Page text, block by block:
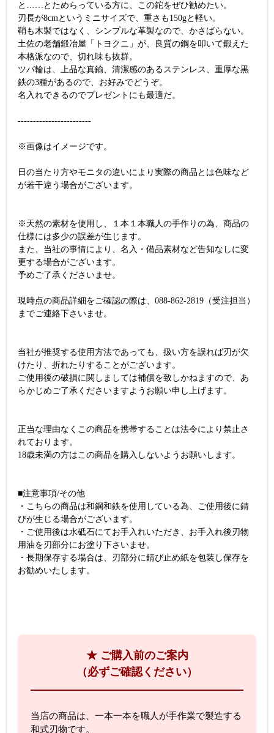
と……とためらっている方に、この鉈をぜひ勧めたい。
刃長が8cmというミニサイズで、重さも150gと軽い。
鞘も木製ではなく、シンプルな革製なので、かさばらない。
土佐の老舗鍛冶屋「トヨクニ」が、良質の鋼を叩いて鍛えた
本格派なので、切れ味も抜群。
ツバ輪は、上品な真鍮、清潔感のあるステンレス、重厚な黒
鉄の3種があるので、お好みでどうぞ。
名入れできるのでプレゼントにも最適だ。
------------------------
※画像はイメージです。
日の当たり方やモニタの違いにより実際の商品とは色味など
が若干違う場合がございます。
※天然の素材を使用し、１本１本職人の手作りの為、商品の
仕様には多少の誤差が生じます。
また、当社の事情により、名入・備品素材など告知なしに変
更する場合がございます。
予めご了承くださいませ。
現時点の商品詳細をご確認の際は、088-862-2819（受注担当）
までご連絡下さいませ。
当社が推奨する使用方法であっても、扱い方を誤れば刃が欠
けたり、折れたりすることがございます。
ご使用後の破損に関しましては補償を致しかねますので、あ
らかじめご了承くださいますようお願い申し上げます。
正当な理由なくこの商品を携帯することは法令により禁止さ
れております。
18歳未満の方はこの商品を購入しないようお願いします。
■注意事項/その他
・こちらの商品は和鋼和鉄を使用している為、ご使用後に錆
びが生じる場合がございます。
・ご使用後は水砥石にてお手入れいただき、お手入れ後刃物
用油を刃部分にお塗り下さいませ。
・長期保存する場合は、刃部分に錆び止め紙を包装し保存を
お勧めいたします。
★ ご購入前のご案内
（必ずご確認ください）
当店の商品は、一本一本を職人が手作業で製造する
和式刃物です。